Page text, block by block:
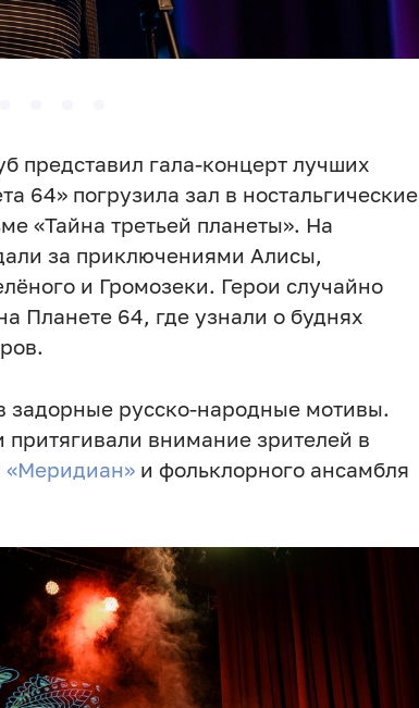
представил гала-концерт лучших
64» погрузила зал в ностальгические
«Тайна третьей планеты». На
за приключениями Алисы,
и Громозеки. Герои случайно
Планете 64, где узнали о буднях
задорные русско-народные мотивы.
внимание зрителей в
«Меридиан»и фольклорного ансамбля